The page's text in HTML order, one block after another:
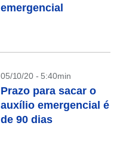
emergencial
05/10/20 - 5:40min
Prazo para sacar o
auxílio emergencial é
de 90 dias